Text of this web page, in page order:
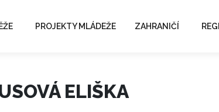
PROJEKTY MLÁDEŽE ZAHRANIČÍ
ELIŠKA